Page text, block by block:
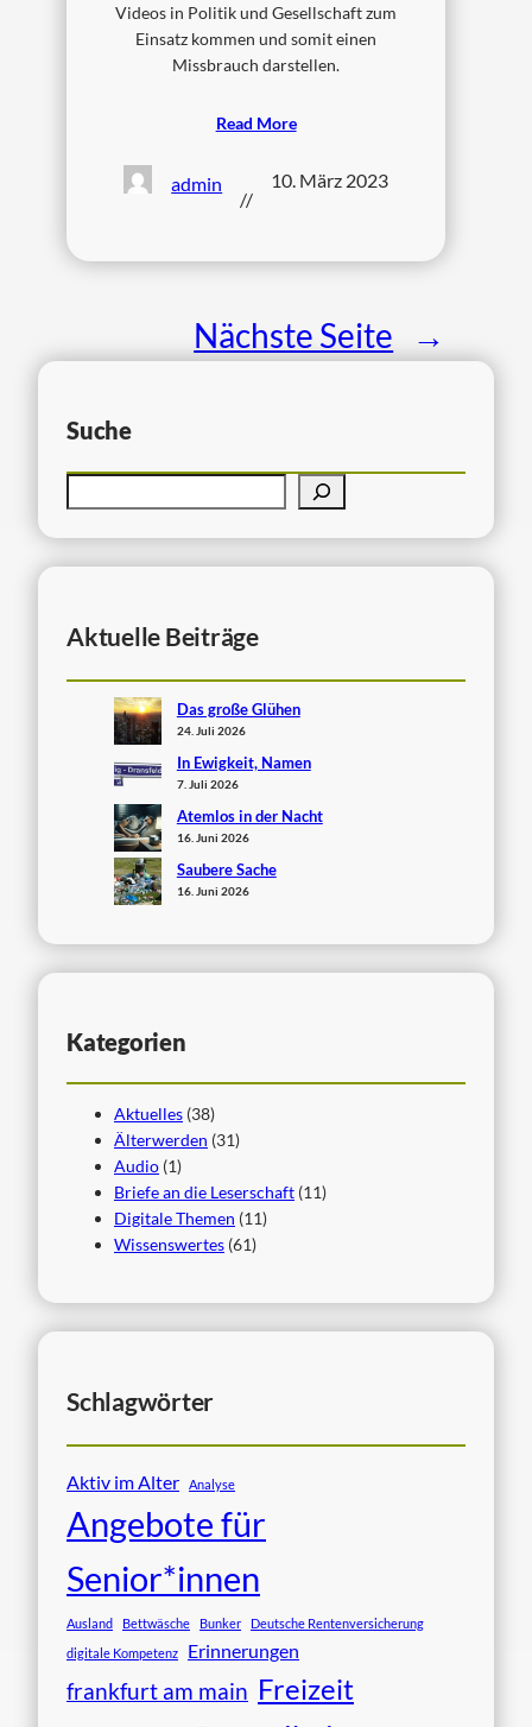
Videos in Politik und Gesellschaft zum
Einsatz kommen und somit einen
Missbrauch darstellen.
Read More
admin
//
10. März 2023
Nächste Seite →
Suche
Aktuelle Beiträge
Das große Glühen
24. Juli 2026
In Ewigkeit, Namen
7. Juli 2026
Atemlos in der Nacht
16. Juni 2026
Saubere Sache
16. Juni 2026
Kategorien
Aktuelles (38)
Älterwerden (31)
Audio (1)
Briefe an die Leserschaft (11)
Digitale Themen (11)
Wissenswertes (61)
Schlagwörter
Aktiv im Alter Analyse
Angebote für
Senior*innen
Ausland Bettwäsche Bunker
Deutsche Rentenversicherung
digitale Kompetenz
Erinnerungen
frankfurt am main Freizeit